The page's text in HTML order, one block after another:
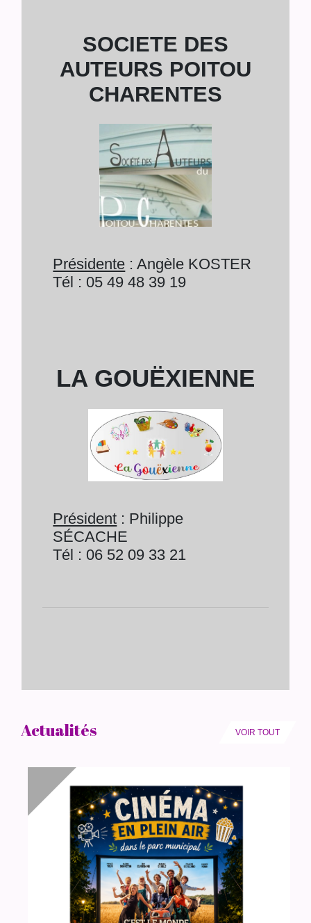
SOCIETE DES
AUTEURS POITOU
CHARENTES
Présidente : Angèle KOSTER
Tél : 05 49 48 39 19
LA GOUËXIENNE
Président : Philippe
SÉCACHE
Tél : 06 52 09 33 21
Actualités VOIR TOUT